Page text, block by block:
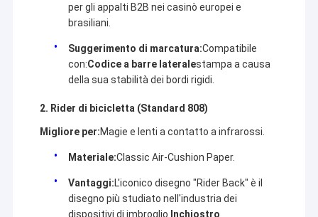
Casa
Circa noi
per gli appalti B2B nei casinò europei e
brasiliani.
Suggerimento di marcatura:Compatibile
con:Codice a barre lateralestampa a causa
della sua stabilità dei bordi rigidi.
2. Rider di bicicletta (Standard 808)
Migliore per:Magie e lenti a contatto a infrarossi.
Materiale:Classic Air-Cushion Paper.
Vantaggi:L'iconico disegno "Rider Back" è il
disegno più studiato nell'industria dei
dispositivi di imbroglio. Inchiostro
YB Poker Cheat Co., Ltd è stata fondata nel 1999 e si trova in
una famosa città internazionale di Guangzhou. È la prima
azienda che ha ottenuto una licenza per la produzione, la
distribuzione e il servizio di casinò.YB Poker Cheat è in grado di
Analisatore di poker, carte segnate con inchiostro